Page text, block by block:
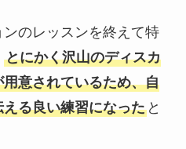
ンのレッスンを終えて特
とにかく沢山のディスカ
意されているため、自
る良い練習になったと